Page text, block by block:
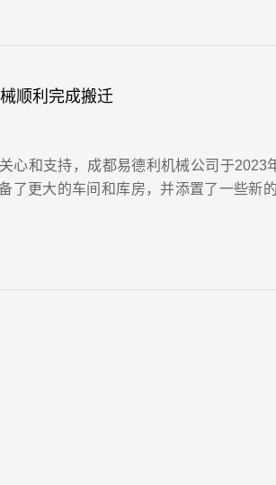
顺利完成搬迁
心和支持，成都易德利机械公司于2023
了更大的车间和库房，并添置了一些新
家碾路169号，现有的面积比之前增加了